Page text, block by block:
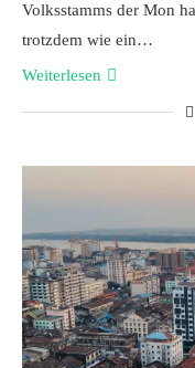
Volksstamms der Mon
trotzdem wie ein…
Weiterlesen